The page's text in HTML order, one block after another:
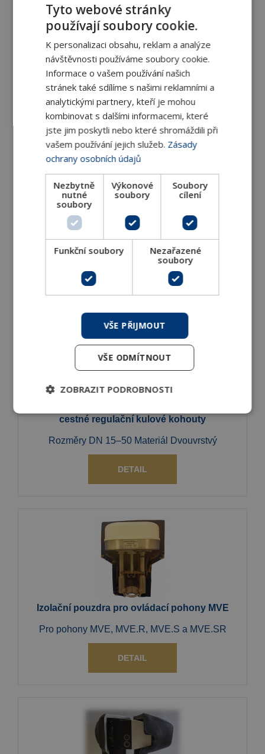
ventily Sigma Compact Flange
Rozměry DN 50–100 Materiál
DETAIL
Izolační pouzdra pro regulátory tlakové
diference PV Compact Flange
cestné regulační kulové kohouty
Rozměry DN 15–50 Materiál Dvouvrstvý
DETAIL
Izolační pouzdra pro ovládací pohony MVE
Pro pohony MVE, MVE.R, MVE.S a MVE.SR
DETAIL
Tyto webové stránky
používají soubory cookie.
K personalizaci obsahu, reklam a analýze
návštěvnosti používáme soubory cookie.
Informace o vašem používání našich
stránek také sdílíme s našimi reklamními a
analytickými partnery, kteří je mohou
kombinovat s dalšími informacemi, které
jste jim poskytli nebo které shromáždili při
vašem používání jejich služeb. Zásady
ochrany osobních údajů
Nezbytně
nutné
soubory
Výkonové
soubory
Soubory
cílení
Funkční soubory
Nezařazené
soubory
VŠE PŘIJMOUT
VŠE ODMÍTNOUT
ZOBRAZIT PODROBNOSTI